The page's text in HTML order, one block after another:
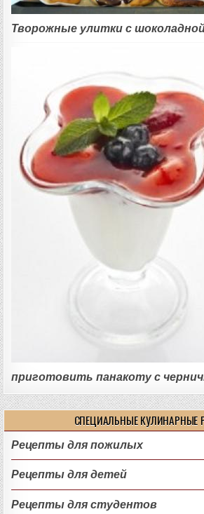
Творожные улитки с
приготовить панакоту с
СПЕЦИАЛЬНЫЕ КУЛИНАРНЫЕ
Рецепты для пожилых
Рецепты для детей
Рецепты для студентов